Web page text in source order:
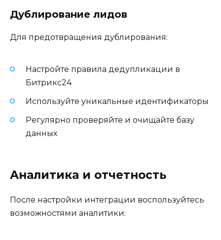
Дублирование лидов
Для предотвращения дублирования:
Настройте правила дедупликации в
Битрикс24
Используйте уникальные идентификаторы
Регулярно проверяйте и очищайте базу
данных
Аналитика и отчетность
После настройки интеграции воспользуйтесь
возможностями аналитики: